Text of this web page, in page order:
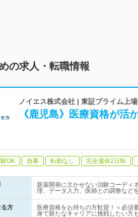
の求人・転職情報
ノイエス株式会社 | 東証プライム上
《鹿児島》医療資格が活
OK 急募 転勤なし 完全週休2日制
新薬開発に欠かせない治験コーディ
理、データ入力、医師との調整など
方
医療資格をお持ちの方歓迎！＜必
身で新たなキャリアに挑戦したい方